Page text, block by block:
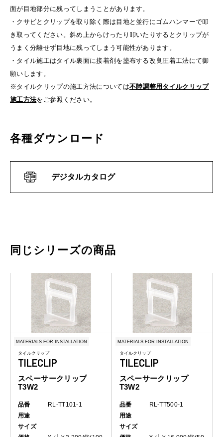
面が目地部分に残ってしまうことがあります。
・クサビとクリップを取り除く際は目地と並行にゴムハンマーで叩
き取ってください。斜め上からけったり叩いたりするとクリップが
うまく分離せず目地に残ってしまう可能性があります。
・タイル施工はタイル裏面に接着剤を塗布する改良圧着工法にて御
願いします。
※タイルクリップの施工方法については不陸調整用タイルクリップ
施工方法をご参照ください。
各種ダウンロード
デジタルカタログ
同じシリーズの商品
MATERIALS FOR INSTALLATION
タイルクリップ
TILECLIP
スペーサークリップ
T3W2
品番
RL-TT101-1
用途
サイズ
MATERIALS FOR INSTALLATION
タイルクリップ
TILECLIP
スペーサークリップ
T3W2
品番
RL-TT500-1
用途
サイズ